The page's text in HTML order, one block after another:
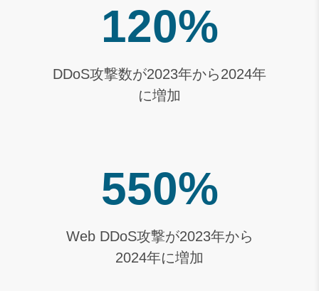
120%
DDoS攻撃数が2023年から2024年
に増加
550%
Web DDoS攻撃が2023年から
2024年に増加